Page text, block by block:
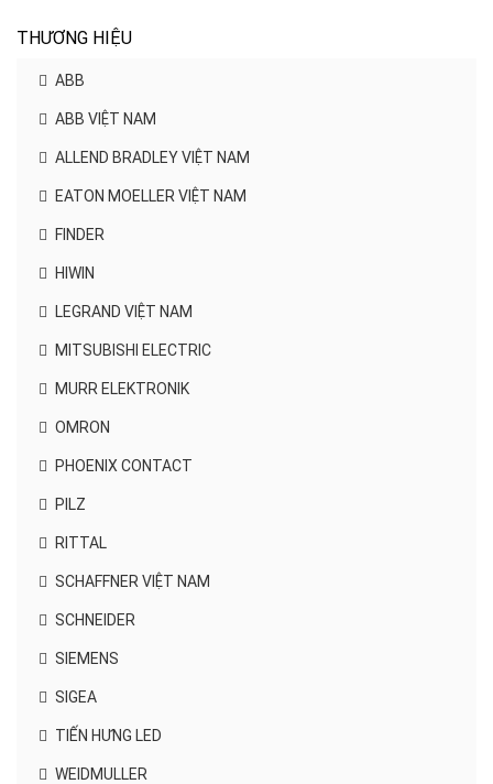
THƯƠNG HIỆU
ABB
ABB VIỆT NAM
ALLEND BRADLEY VIỆT NAM
EATON MOELLER VIỆT NAM
FINDER
HIWIN
LEGRAND VIỆT NAM
MITSUBISHI ELECTRIC
MURR ELEKTRONIK
OMRON
PHOENIX CONTACT
PILZ
RITTAL
SCHAFFNER VIỆT NAM
SCHNEIDER
SIEMENS
SIGEA
TIẾN HƯNG LED
WEIDMULLER